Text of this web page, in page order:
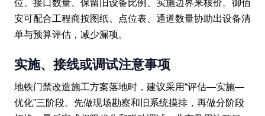
位、接口数量、保留旧设备比例、实施边界来核价。御佰
安可配合工程商按图纸、点位表、通道数量协助出设备清
单与预算评估，减少漏项。
实施、接线或调试注意事项
地铁门禁改造施工方案落地时，建议采用“评估—实施—
优化”三阶段。先做现场勘察和旧系统摸排，再做分阶段